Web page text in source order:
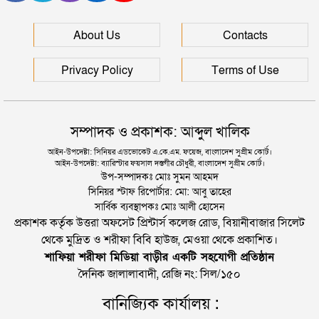
সিলেটে আরও দুইজনের মৃত্যু, হাসপাতালে ৩ শতাধিক
About Us Contacts
Privacy Policy Terms of Use
সম্পাদক ও প্রকাশক: আব্দুল খালিক
আইন-উপদেষ্টা: সিনিয়র এডভোকেট এ.কে.এম. ফয়েজ, বাংলাদেশ সুপ্রীম কোর্ট।
আইন-উপদেষ্টা: ব্যারিস্টার ফয়সাল দস্তগীর চৌধুরী, বাংলাদেশ সুপ্রীম কোর্ট।
উপ-সম্পাদকঃ মোঃ সুমন আহমদ
সিনিয়র স্টাফ রিপোর্টার: মো: আবু তাহের
সার্বিক ব্যবস্থাপকঃ মোঃ আলী হোসেন
প্রকাশক কর্তৃক উত্তরা অফসেট প্রিন্টার্স কলেজ রোড, বিয়ানীবাজার সিলেট
থেকে মুদ্রিত ও শরীফা বিবি হাউজ, মেওয়া থেকে প্রকাশিত।
শাফিয়া শরীফা মিডিয়া বাড়ীর একটি সহযোগী প্রতিষ্ঠান
দৈনিক জালালাবাদী, রেজি নং: সিল/১৫০
বানিজ্যিক কার্যালয় :